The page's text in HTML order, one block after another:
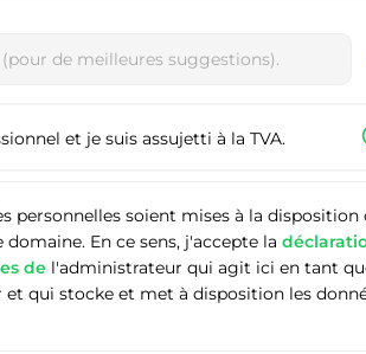
et je suis assujetti à la TVA.
personnelles soient mises à la disposition
En ce sens, j'accepte la
de l'administrateur qui agit ici en tant
qui stocke et met à disposition les